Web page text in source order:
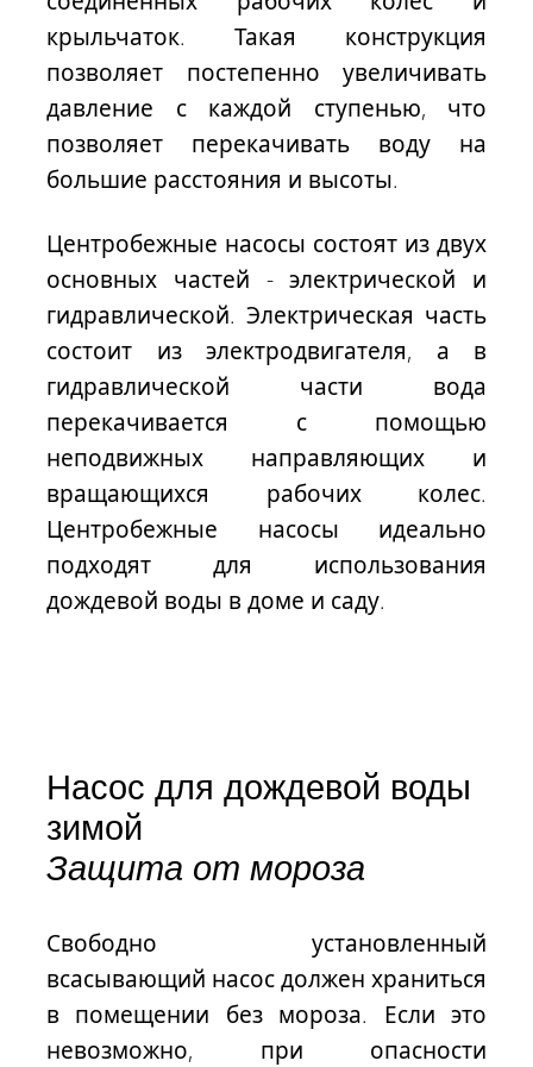
крыльчаток. Такая конструкция
позволяет постепенно увеличивать
давление с каждой ступенью, что
позволяет перекачивать воду на
большие расстояния и высоты.
Центробежные насосы состоят из двух
основных частей - электрической и
гидравлической. Электрическая часть
состоит из электродвигателя, а в
гидравлической части вода
перекачивается с помощью
неподвижных направляющих и
вращающихся рабочих колес.
Центробежные насосы идеально
подходят для использования
дождевой воды в доме и саду.
Насос для дождевой воды
зимой
Защита от мороза
Свободно установленный
всасывающий насос должен храниться
в помещении без мороза. Если это
невозможно, при опасности